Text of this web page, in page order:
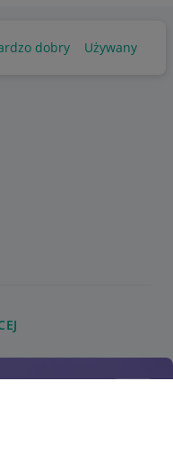
dobry Używany